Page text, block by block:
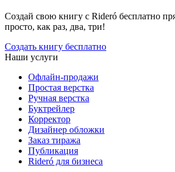
Создай свою книгу с Rideró бесплатно
просто, как раз, два, три!
Создать книгу бесплатно
Наши услуги
Офлайн-продажи
Простая верстка
Ручная верстка
Буктрейлер
Корректор
Дизайнер обложки
Заказ тиража
Публикация
Rideró для бизнеса